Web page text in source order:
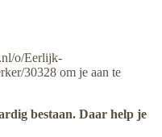
o/Eerlijk-
30328 om je aan te
bestaan. Daar help je